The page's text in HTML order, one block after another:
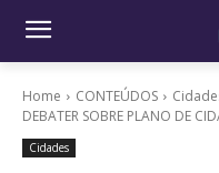
Home CONTEÚDOS
DEBATER SOBRE PLANO DE
Cidades